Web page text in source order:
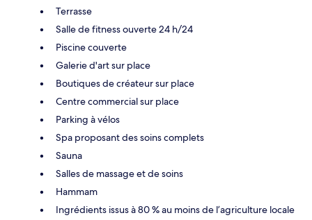
Terrasse
Salle de fitness ouverte 24 h/24
Piscine couverte
Galerie d'art sur place
Boutiques de créateur sur place
Centre commercial sur place
Parking à vélos
Spa proposant des soins complets
Sauna
Salles de massage et de soins
Hammam
Ingrédients issus à 80 % au moins de l’agriculture locale